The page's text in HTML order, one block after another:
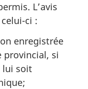
L’avis
ci :
enregistrée
provincial, si
lui soit